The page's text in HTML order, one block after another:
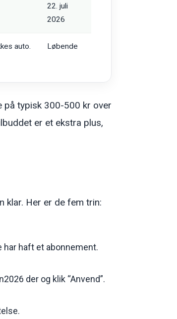
22. juli
2026
auto.
Løbende
på typisk 300-500 kr over
er et ekstra plus,
klar. Her er de fem trin:
har haft et abonnement.
der og klik “Anvend”.